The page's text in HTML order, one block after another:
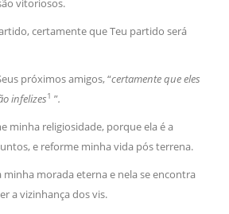
vitoriosos.
certamente que Teu partido será
próximos amigos, “certamente que eles
infelizes1 ”.
minha religiosidade, porque ela é a
e reforme minha vida pós terrena.
minha morada eterna e nela se encontra
a vizinhança dos vis.